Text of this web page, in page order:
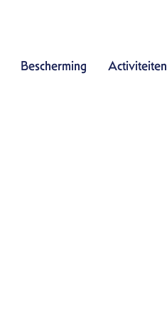
Bescherming Activiteiten